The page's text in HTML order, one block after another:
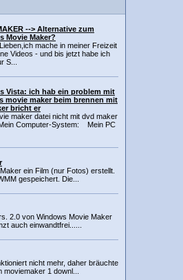
--> Alternative zum
Movie Maker?
mache in meiner Freizeit
Videos - und bis jetzt habe ich
S...
Vista: ich hab ein problem mit
movie maker beim brennen mit
bricht er
maker datei nicht mit dvd maker
Computer-System: Mein PC
ein Film (nur Fotos) erstellt.
gespeichert. Die...
2.0 von Windows Movie Maker
auch einwandtfrei......
nicht mehr, daher bräuchte
moviemaker 1 downl...